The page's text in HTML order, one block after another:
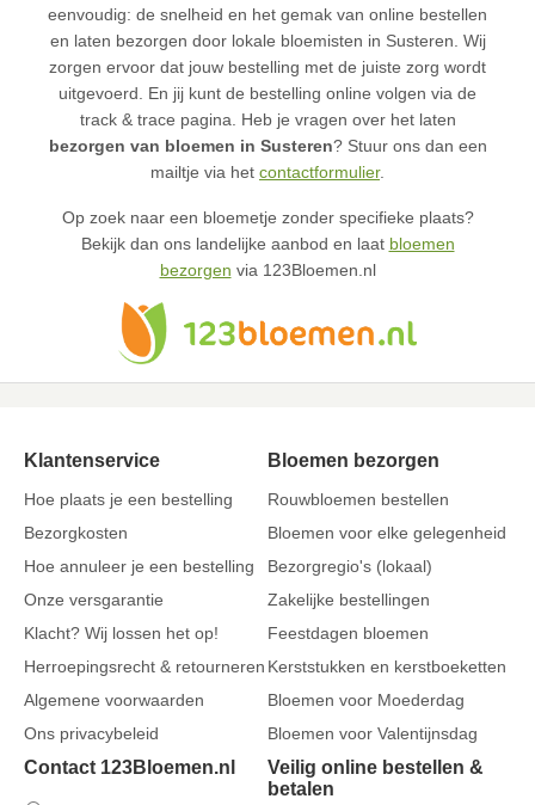
eenvoudig: de snelheid en het gemak van online bestellen
en laten bezorgen door lokale bloemisten in Susteren. Wij
zorgen ervoor dat jouw bestelling met de juiste zorg wordt
uitgevoerd. En jij kunt de bestelling online volgen via de
track & trace pagina. Heb je vragen over het laten
bezorgen van bloemen in Susteren? Stuur ons dan een
mailtje via het contactformulier.
Op zoek naar een bloemetje zonder specifieke plaats?
Bekijk dan ons landelijke aanbod en laat bloemen
bezorgen via 123Bloemen.nl
Klantenservice
Hoe plaats je een bestelling
Bezorgkosten
Hoe annuleer je een bestelling
Onze versgarantie
Klacht? Wij lossen het op!
Herroepingsrecht & retourneren
Algemene voorwaarden
Ons privacybeleid
Bloemen bezorgen
Rouwbloemen bestellen
Bloemen voor elke gelegenheid
Bezorgregio's (lokaal)
Zakelijke bestellingen
Feestdagen bloemen
Kerststukken en kerstboeketten
Bloemen voor Moederdag
Bloemen voor Valentijnsdag
Contact 123Bloemen.nl
Veilig online bestellen &
betalen